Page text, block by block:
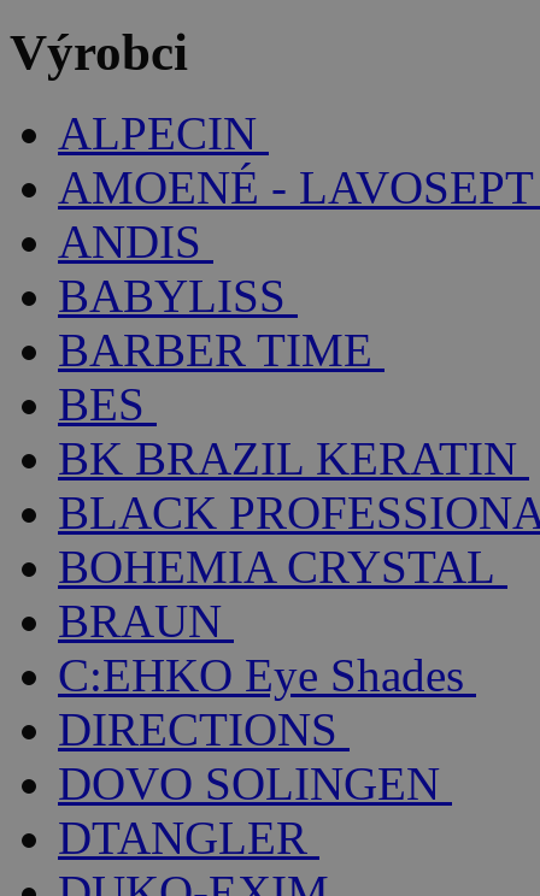
Výrobci
ALPECIN
AMOENÉ - LAVOSEPT
ANDIS
BABYLISS
BARBER TIME
BES
BK BRAZIL KERATIN
BLACK
BOHEMIA CRYSTAL
BRAUN
C:EHKO Eye Shades
DIRECTIONS
DOVO SOLINGEN
DTANGLER